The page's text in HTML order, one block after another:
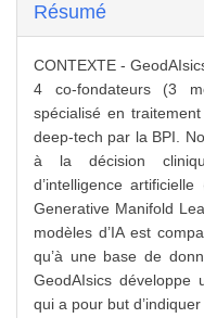
Résumé
CONTEXTE -
4 co-fondateurs (3
spécialisé en
deep-tech par la BPI.
à la décision
d’intelligence
Generative Manifold
modèles d’IA est
qu’à une base de
GeodAIsics développe
qui a pour but